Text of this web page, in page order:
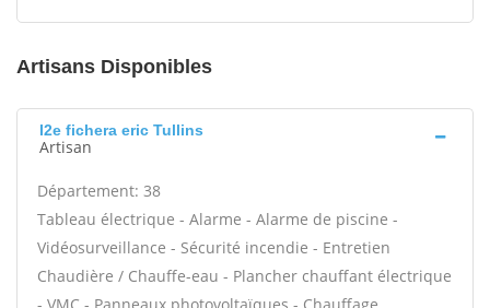
Artisans Disponibles
I2e fichera eric Tullins
Artisan
Département: 38
Tableau électrique - Alarme - Alarme de piscine -
Vidéosurveillance - Sécurité incendie - Entretien
Chaudière / Chauffe-eau - Plancher chauffant électrique